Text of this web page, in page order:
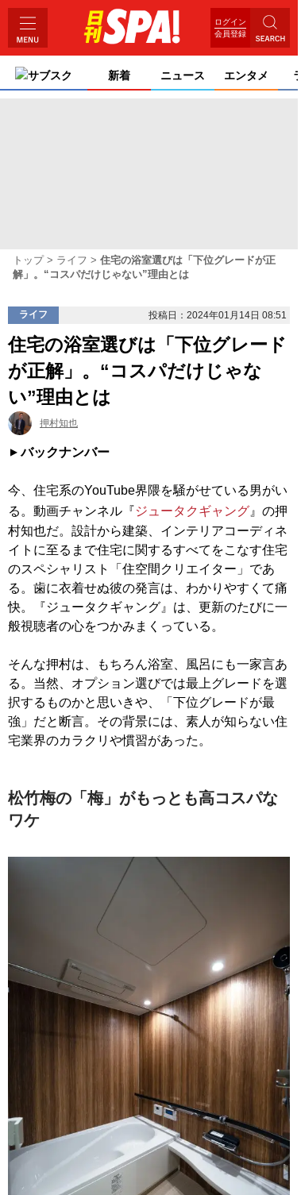
ログイン
会員登録
サブスク 新着 ニュース エンタメ
トップ ライフ
住宅の浴室選びは「下位グレードが正
解」。“コスパだけじゃない”理由とは
ライフ 投稿日：2024年01月14日 08:51
住宅の浴室選びは「下位グレード
が正解」。“コスパだけじゃな
い”理由とは
押村知也
バックナンバー
今、住宅系のYouTube界隈を騒がせている男がい
る。動画チャンネル『ジュータクギャング 』の押
村知也だ。設計から建築、インテリアコーディネ
イトに至るまで住宅に関するすべてをこなす住宅
のスペシャリスト「住空間クリエイター」であ
る。歯に衣着せぬ彼の発言は、わかりやすくて痛
快。『ジュータクギャング』は、更新のたびに一
般視聴者の心をつかみまくっている。
そんな押村は、もちろん浴室、風呂にも一家言あ
る。当然、オプション選びでは最上グレードを選
択するものかと思いきや、「下位グレードが最
強」だと断言。その背景には、素人が知らない住
宅業界のカラクリや慣習があった。
松竹梅の「梅」がもっとも高コスパな
ワケ